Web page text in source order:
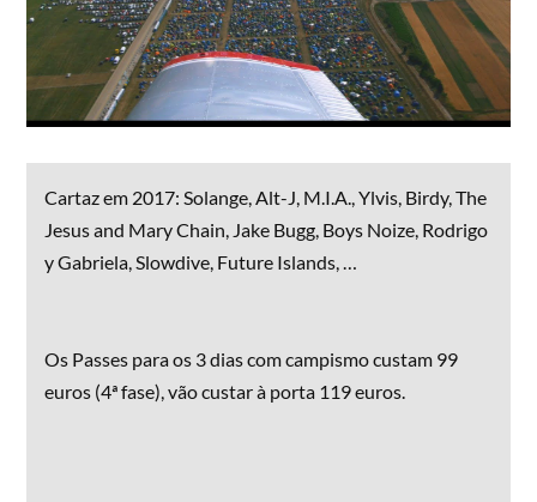
Cartaz em 2017: Solange, Alt-J, M.I.A., Ylvis, Birdy, The
Jesus and Mary Chain, Jake Bugg, Boys Noize, Rodrigo
y Gabriela, Slowdive, Future Islands, …
Os Passes para os 3 dias com campismo custam 99
euros (4ª fase), vão custar à porta 119 euros.